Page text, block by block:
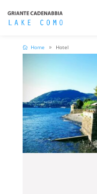
Home Hotel